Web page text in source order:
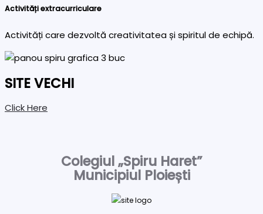
Activități extracurriculare
Activități care dezvoltă creativitatea și spiritul de echipă.
SITE VECHI
Click Here
Colegiul „Spiru Haret”
Municipiul Ploiești